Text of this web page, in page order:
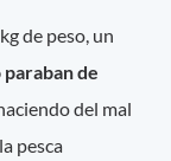
de peso, un
paraban de
del mal
pesca